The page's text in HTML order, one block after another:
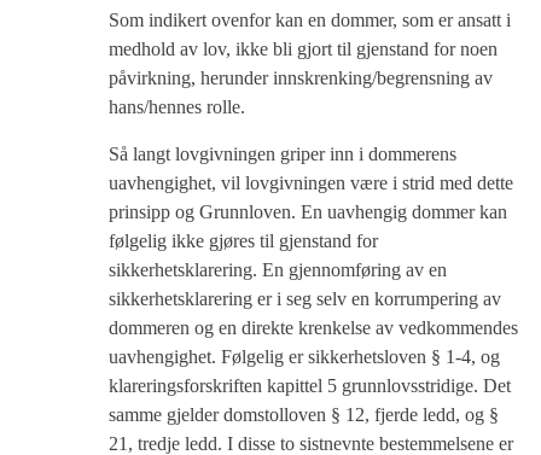
Som indikert ovenfor kan en dommer, som er ansatt i
medhold av lov, ikke bli gjort til gjenstand for noen
påvirkning, herunder innskrenking/begrensning av
hans/hennes rolle.
Så langt lovgivningen griper inn i dommerens
uavhengighet, vil lovgivningen være i strid med dette
prinsipp og Grunnloven. En uavhengig dommer kan
følgelig ikke gjøres til gjenstand for
sikkerhetsklarering. En gjennomføring av en
sikkerhetsklarering er i seg selv en korrumpering av
dommeren og en direkte krenkelse av vedkommendes
uavhengighet. Følgelig er sikkerhetsloven § 1-4, og
klareringsforskriften kapittel 5 grunnlovsstridige. Det
samme gjelder domstolloven § 12, fjerde ledd, og §
21, tredje ledd. I disse to sistnevnte bestemmelsene er